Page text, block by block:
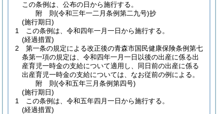
この条例は、公布の日から施行する。
附 則(令和三年一二月条例第二九号)抄
(施行期日)
1
この条例は、令和四年一月一日から施行する。
(経過措置)
2
第一条の規定による改正後の青森市国民健康保険条例第七
条第一項の規定は、令和四年一月一日以後の出産に係る出
産育児一時金の支給について適用し、同日前の出産に係る
出産育児一時金の支給については、なお従前の例による。
附 則(令和五年三月条例第四号)
(施行期日)
1
この条例は、令和五年四月一日から施行する。
(経過措置)